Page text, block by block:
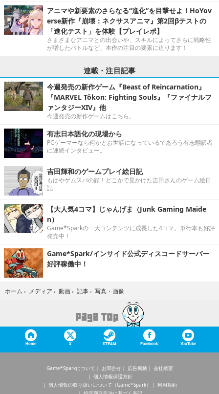
アニマや新要素のさらなる“進化”を目撃せよ！HoYov
erse新作『崩壊：ネクサスアニマ』第2回βテストの
「進化テスト」を体験【プレイレポ】
さまざまなアニマとの出会いや、スキルによってさらに戦略性
が増したバトルなど、本作の注目の要素に迫ります！
連載・注目記事
今週発売の新作ゲーム『Beast of Reincarnation』
『MARVEL Tōkon: Fighting Souls』『ファイナルフ
ァンタジーXIV』他
今週発売の新作ゲームはこちら。
有志日本語化の現場から
PCゲーマーなら何かとお世話になっているであろう有志翻訳者
に連続インタビュー。
吉田輝和のゲームプレイ絵日記
もはやゲムスパの顔！どこかで見かけた吉田さんのゲーム絵日
記
【大人気4コマ】じゃんげま（Junk Gaming Maide
n）
Game*Sparkの一大コンテンツに成長した4コマ。単行本も好評
発売中！
Game*Spark/インサイド公式ディスコードサーバー
好評稼働中！
ホーム › メディア › 動画 › 記事 › 写真・画像
Home X STEAM Facebook YouTube
Game*Sparkについて お問合せ 広告掲載
会社概要
個人情報保護方針
個人情報の取り扱いについて（Game*Spark）
利用規約